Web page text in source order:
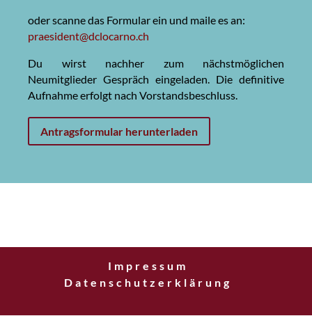
oder scanne das Formular ein und maile es an:
praesident@dclocarno.ch
Du wirst nachher zum nächstmöglichen
Neumitglieder Gespräch eingeladen. Die definitive
Aufnahme erfolgt nach Vorstandsbeschluss.
Antragsformular herunterladen
Impressum
Datenschutzerklärung